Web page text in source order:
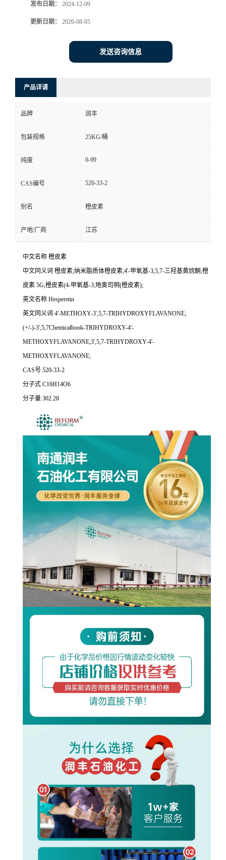
发布日期： 2024-12-09
更新日期： 2026-08-05
发送咨询信息
产品详请
品牌 润丰
包装规格 25KG/桶
纯度 0-99
CAS编号 520-33-2
别名 橙皮素
产地/厂商 江苏
中文名称 橙皮素
中文同义词 橙皮素;纳米脂质体橙皮素;4'-甲氧基-3,5,7-三羟基黄烷酮;橙
皮素 5G;橙皮素(4-甲氧基-3;地奥司明(橙皮素);
英文名称 Hesperetin
英文同义词 4'-METHOXY-3',5,7-TRIHYDROXYFLAVANONE;
(+/-)-3',5,7Chemicalbook-TRIHYDROXY-4'-
METHOXYFLAVANONE;3',5,7-TRIHYDROXY-4'-
METHOXYFLAVANONE;
CAS号 520-33-2
分子式 C16H14O6
分子量 302.28